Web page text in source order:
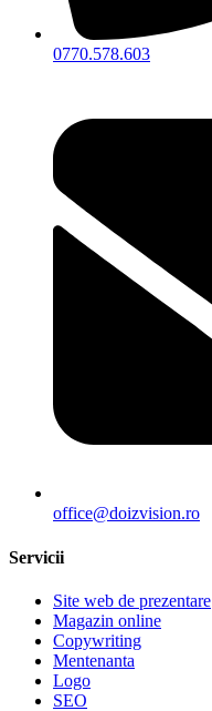
0770.578.603
office@doizvision.ro
Servicii
Site web de prezentare
Magazin online
Copywriting
Mentenanta
Logo
SEO